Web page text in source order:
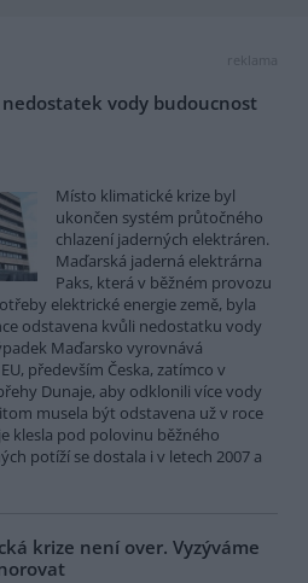
reklama
nedostatek vody budoucnost
Místo klimatické krize byl
ukončen systém průtočného
chlazení jaderných elektráren.
Maďarská jaderná elektrárna
Paks, která v běžném provozu
elektrické energie země, byla
odstavena kvůli nedostatku vody
Maďarsko vyrovnává
především Česka, zatímco v
Dunaje, aby odklonili více vody
musela být odstavena už v roce
klesla pod polovinu běžného
potíží se dostala i v letech 2007 a
krize není over. Vyzýváme